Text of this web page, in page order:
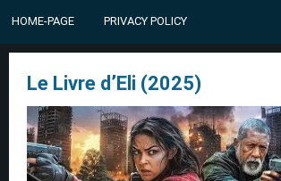
HOME-PAGE PRIVACY POLICY
Le Livre d’Eli (2025)